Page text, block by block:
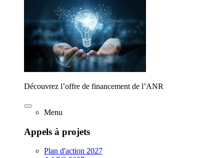
Découvrez l’offre de financement de l’ANR
Menu
Appels à projets
Plan d'action 2027